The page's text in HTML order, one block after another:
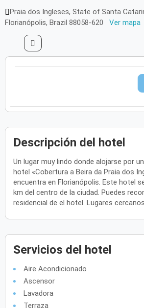
Praia dos Ingleses, State of Santa
Florianópolis, Brazil 88058-620
Ver mapa
Descripción del hotel
Un lugar muy lindo donde alojarse por
hotel «Cobertura a Beira da Praia dos
encuentra en Florianópolis. Este hotel
km del centro de la ciudad. Puedes
residencial de el hotel. Lugares
Servicios del hotel
Aire Acondicionado
Ascensor
Lavadora
Terraza